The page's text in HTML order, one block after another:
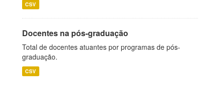
CSV
Docentes na pós-graduação
Total de docentes atuantes por programas de pós-
graduação.
CSV